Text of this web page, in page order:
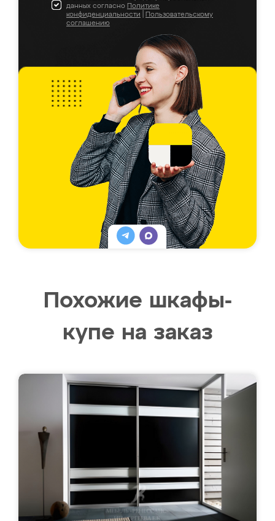
данных согласно Политике
конфиденциальности
Пользовательскому
соглашению
Похожие шкафы-
купе на заказ